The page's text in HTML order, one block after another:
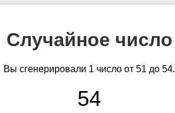
Случайное число
Вы сгенерировали 1 число от 51 до 54.
54